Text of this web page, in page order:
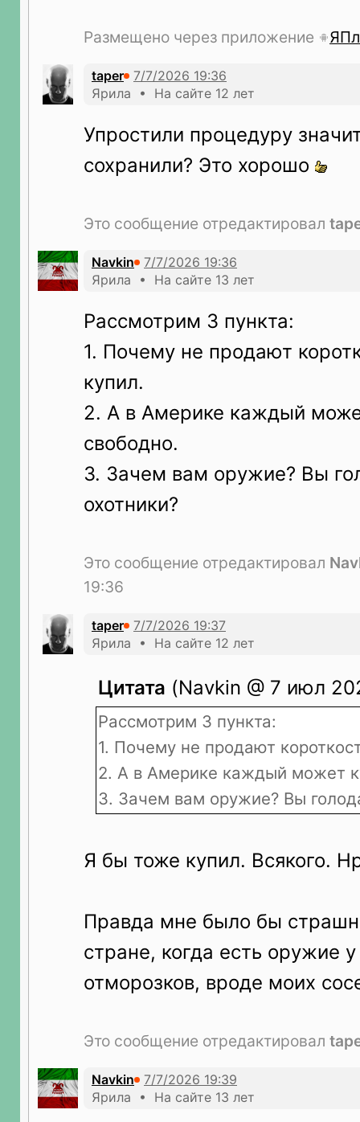
Размещено через приложение
taper
Ярила • На сайте 12 лет
Упростили процедуру
сохранили? Это хорошо
Это сообщение отредактировал
Navkin
Ярила • На сайте 13 лет
Рассмотрим 3 пункта:
1. Почему не продают
купил.
2. А в Америке каждый
свободно.
3. Зачем вам оружие? Вы
охотники?
Это сообщение отредактировал
19:36
taper
Ярила • На сайте 12 лет
Цитата (Navkin @ 7 июл
Рассмотрим 3 пункта:
1. Почему не продают
2. А в Америке каждый может
3. Зачем вам оружие? Вы
Я бы тоже купил. Всякого.
Правда мне было бы
стране, когда есть оружие у
отморозков, вроде моих
Это сообщение отредактировал
Navkin
Ярила • На сайте 13 лет